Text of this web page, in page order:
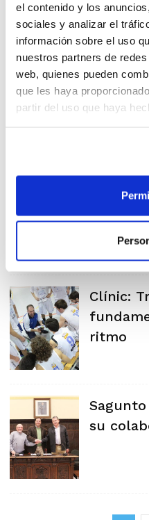
el contenido y los
sociales y analizar el
información sobre el uso
nuestros partners de
web, quienes pueden
que les haya
partir del uso que haya
Ramón
Clínic:
ritmo
su